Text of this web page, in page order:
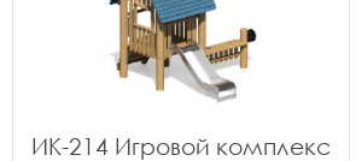
ИК-214 Игровой комплекс